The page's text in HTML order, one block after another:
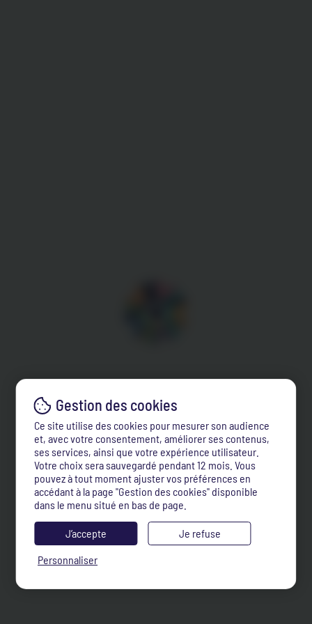
Ce site utilise des cookies pour mesurer son audience
et, avec votre consentement, améliorer ses contenus,
ses services, ainsi que votre expérience utilisateur.
Votre choix sera sauvegardé pendant 12 mois. Vous
pouvez à tout moment ajuster vos préférences en
accédant à la page "Gestion des cookies" disponible
dans le menu situé en bas de page.
J’accepte
Je refuse
Personnaliser